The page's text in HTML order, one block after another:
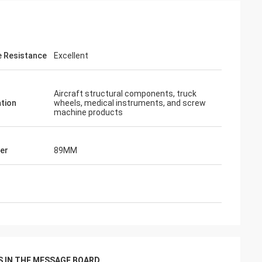
størrelser,
hensynsfull service og god kvalitet på
produktet
Resistance Excellent
Aircraft structural components, truck
wheels, medical instruments, and screw
machine products
89MM